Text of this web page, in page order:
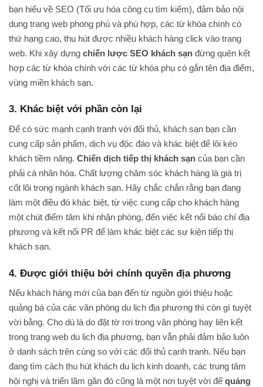
bạn hiểu về SEO (Tối ưu hóa công cụ tìm kiếm), đảm bảo nội
dung trang web phong phú và phù hợp, các từ khóa chính có
thứ hạng cao, thu hút được nhiều khách hàng click vào trang
web. Khi xây dựng chiến lược SEO khách sạn đừng quên kết
hợp các từ khóa chính với các từ khóa phụ có gắn tên địa điểm,
vùng miền khách sạn.
3. Khác biệt với phần còn lại
Để có sức mạnh cạnh tranh với đối thủ, khách sạn bạn cần
cung cấp sản phẩm, dịch vụ độc đáo và khác biệt để lôi kéo
khách tiềm năng. Chiến dịch tiếp thị khách sạn của bạn cần
phải cá nhân hóa. Chất lượng chăm sóc khách hàng là giá trị
cốt lõi trong ngành khách sạn. Hãy chắc chắn rằng bạn đang
làm một điều đó khác biệt, từ việc cung cấp cho khách hàng
một chút điểm tâm khi nhận phòng, đến việc kết nối báo chí địa
phương và kết nối PR để làm khác biệt các sự kiện tiếp thị
khách sạn.
4. Được giới thiệu bởi chính quyền địa phương
Nếu khách hàng mới của bạn đến từ nguồn giới thiệu hoặc
quảng bá của các văn phòng du lịch địa phương thì còn gì tuyệt
vời bằng. Cho dù là do đặt tờ rơi trong văn phòng hay liên kết
trong trang web du lịch địa phương, bạn vẫn phải đảm bảo luôn
ở danh sách trên cùng so với các đối thủ cạnh tranh. Nếu bạn
đang tìm cách thu hút khách du lịch kinh doanh, các trung tâm
hội nghị và triển lãm gần đó cũng là một nơi tuyệt vời để quảng